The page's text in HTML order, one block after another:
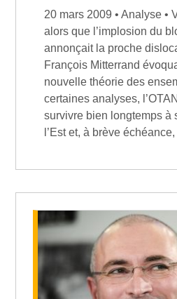
20 mars 2009 • Analyse •
alors que l’implosion du
annonçait la proche
François Mitterrand
nouvelle théorie des
certaines analyses,
survivre bien longtemps à
l’Est et, à brève